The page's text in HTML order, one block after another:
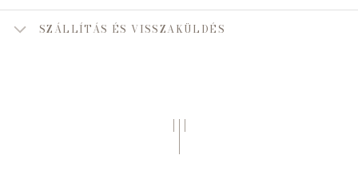
SZÁLLÍTÁS ÉS VISSZAKÜLDÉS